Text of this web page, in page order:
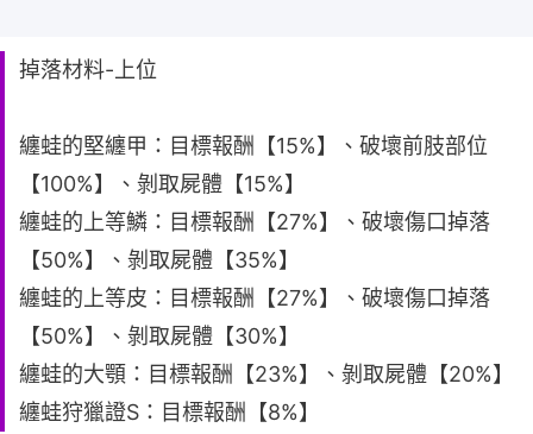
掉落材料-上位
纏蛙的堅纏甲：目標報酬【15%】、破壞前肢部位
【100%】、剝取屍體【15%】
纏蛙的上等鱗：目標報酬【27%】、破壞傷口掉落
【50%】、剝取屍體【35%】
纏蛙的上等皮：目標報酬【27%】、破壞傷口掉落
【50%】、剝取屍體【30%】
纏蛙的大顎：目標報酬【23%】、剝取屍體【20%】
纏蛙狩獵證S：目標報酬【8%】